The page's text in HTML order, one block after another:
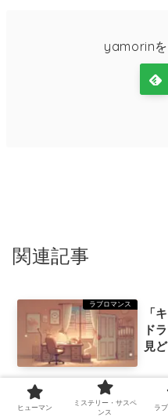
yamorin
関連記事
ラブロマンス
「
ド
見
ラブロマンス
「
ヒューマン
ミステリー・サスペ
ンス
ラ